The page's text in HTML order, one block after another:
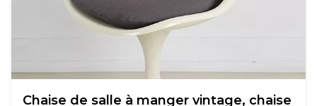
Chaise de salle à manger vintage, chaise